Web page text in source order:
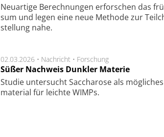
Neu­artige Be­rech­nung­en er­for­schen das
sum und legen eine neue Me­tho­de zur
stel­lung nahe.
02.03.2026 • Nachricht • Forschung
Süßer Nachweis Dunkler Materie
Studie unter­sucht Saccha­ro­se als
ma­te­rial für leich­te WIMPs.